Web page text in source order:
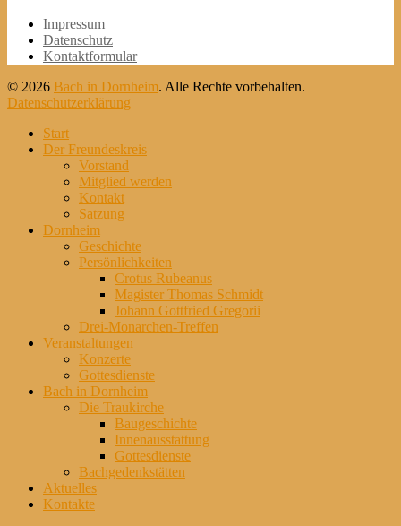
Weiter
zum
Inhalt
Impressum
Datenschutz
Kontaktformular
© 2026 Bach in Dornheim. Alle Rechte vorbehalten.
Datenschutzerklärung
oben
scrollen
Start
Der Freundeskreis
Vorstand
Mitglied werden
Kontakt
Satzung
Dornheim
Geschichte
Persönlichkeiten
Crotus Rubeanus
Magister Thomas Schmidt
Johann Gottfried Gregorii
Drei-Monarchen-Treffen
Veranstaltungen
Konzerte
Gottesdienste
Bach in Dornheim
Die Traukirche
Baugeschichte
Innenausstattung
Gottesdienste
Bachgedenkstätten
Aktuelles
Kontakte